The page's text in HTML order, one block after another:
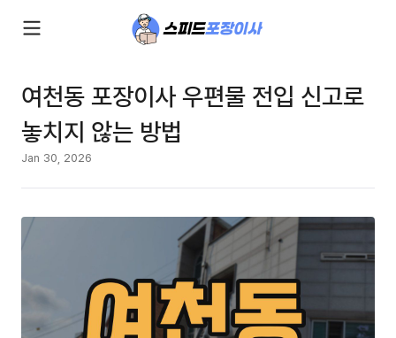
여천동 포장이사 우편물 전입 신고로
놓치지 않는 방법
Jan 30, 2026